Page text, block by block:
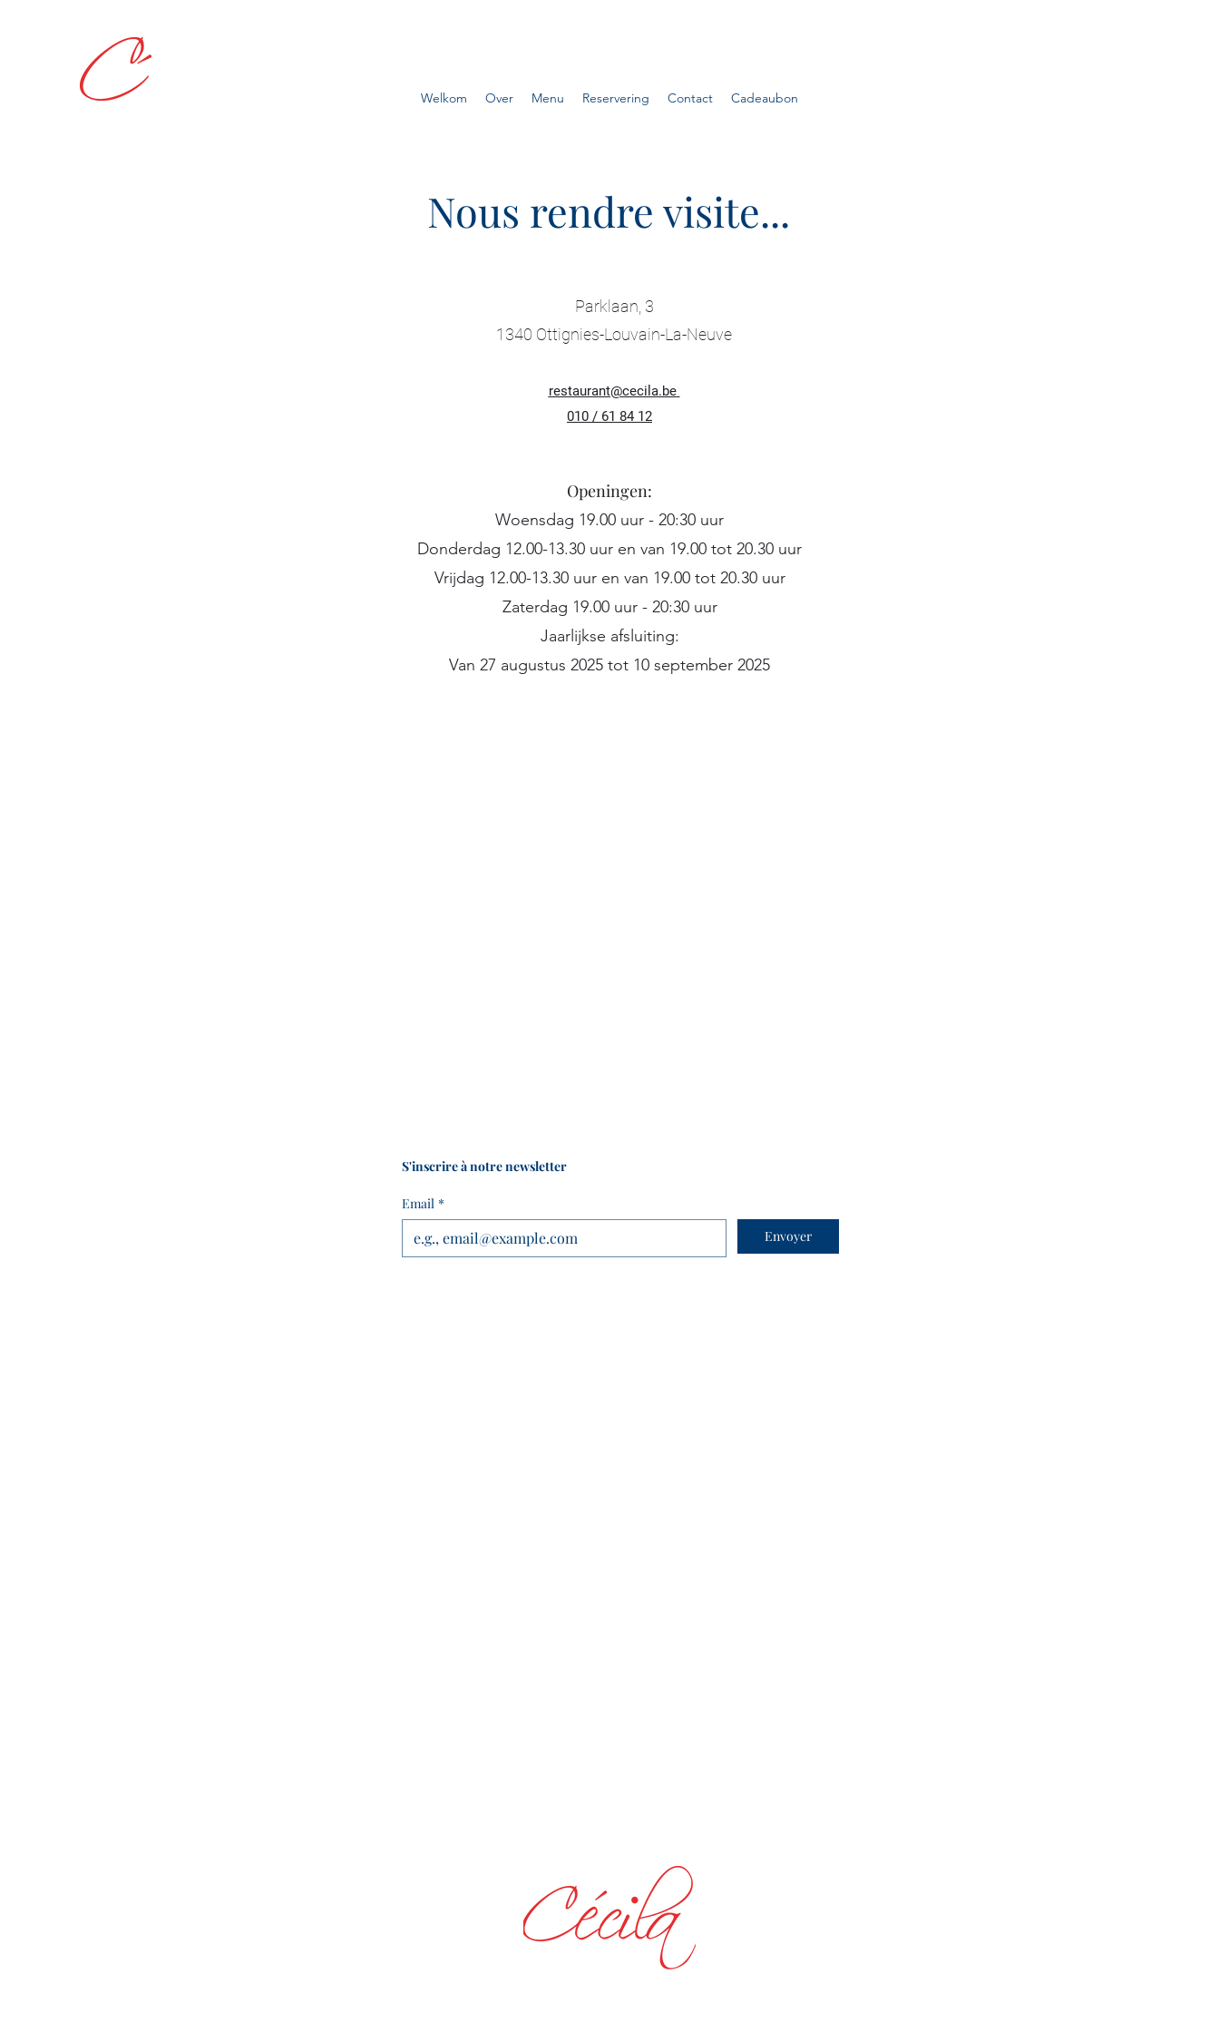
Welkom Over Menu Reservering Contact Cadeaubon
Nous rendre visite...
Parklaan, 3
1340 Ottignies-Louvain-La-Neuve
restaurant@cecila.be
010 / 61 84 12
Openingen:
Woensdag 19.00 uur - 20:30 uur
Donderdag 12.00-13.30 uur en van 19.00 tot 20.30 uur
Vrijdag 12.00-13.30 uur en van 19.00 tot 20.30 uur
Zaterdag 19.00 uur - 20:30 uur
Jaarlijkse afsluiting:
Van 27 augustus 2025 tot 10 september 2025
S'inscrire à notre newsletter
Email *
Envoyer